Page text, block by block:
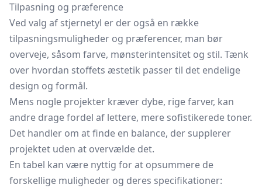
Tilpasning og præference
Ved valg af stjernetyl er der også en række
tilpasningsmuligheder og præferencer, man bør
overveje, såsom farve, mønsterintensitet og stil. Tænk
over hvordan stoffets æstetik passer til det endelige
design og formål.
Mens nogle projekter kræver dybe, rige farver, kan
andre drage fordel af lettere, mere sofistikerede toner.
Det handler om at finde en balance, der supplerer
projektet uden at overvælde det.
En tabel kan være nyttig for at opsummere de
forskellige muligheder og deres specifikationer: